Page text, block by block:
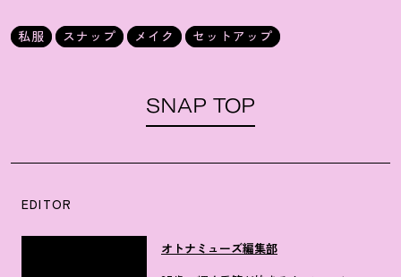
私服 スナップ メイク セットアップ
SNAP TOP
EDITOR
オトナミューズ編集部